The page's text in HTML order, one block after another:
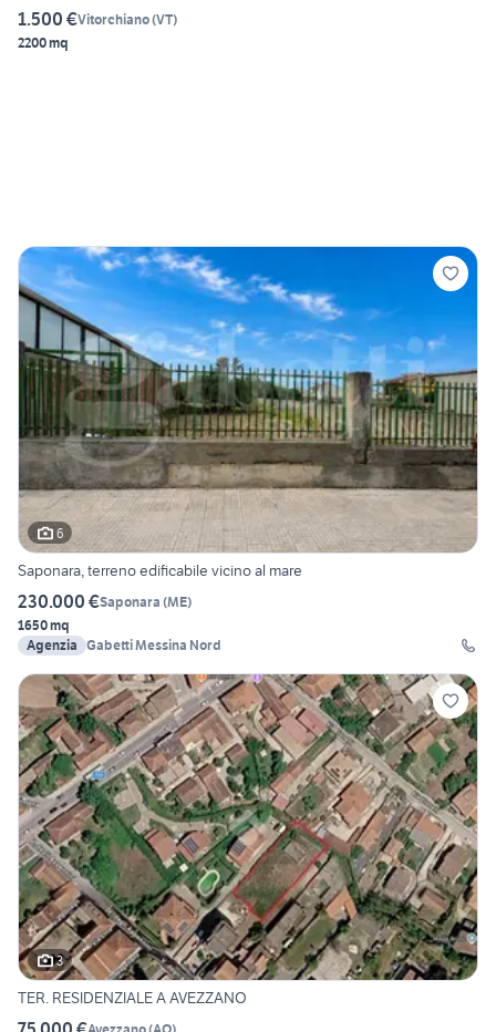
1.500 €Vitorchiano(VT)
2200 mq
6
Saponara, terreno edificabile vicino al mare
230.000 €Saponara (ME)
1650 mq
Agenzia Gabetti Messina Nord
3
TER. RESIDENZIALE A AVEZZANO